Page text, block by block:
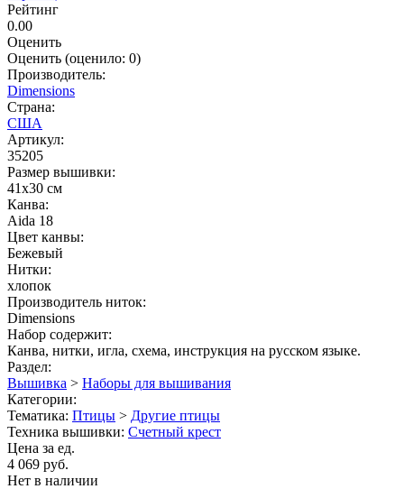
Рейтинг
0.00
Оценить
Оценить (оценило: 0)
Производитель:
Dimensions
Страна:
США
Артикул:
35205
Размер вышивки:
41x30 см
Канва:
Aida 18
Цвет канвы:
Бежевый
Нитки:
хлопок
Производитель ниток:
Dimensions
Набор содержит:
Канва, нитки, игла, схема, инструкция на русском языке.
Раздел:
Вышивка > Наборы для вышивания
Категории:
Тематика: Птицы > Другие птицы
Техника вышивки: Счетный крест
Цена за ед.
4 069 руб.
Нет в наличии